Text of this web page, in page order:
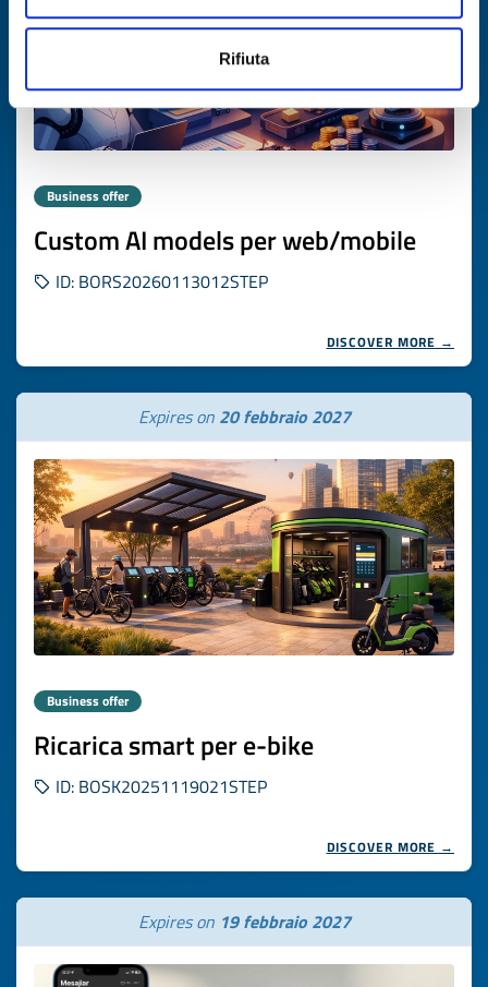
Rifiuta
Business offer
Custom AI models per web/mobile
ID: BORS20260113012STEP
DISCOVER MORE →
Expires on 20 febbraio 2027
Business offer
Ricarica smart per e-bike
ID: BOSK20251119021STEP
DISCOVER MORE →
Expires on 19 febbraio 2027